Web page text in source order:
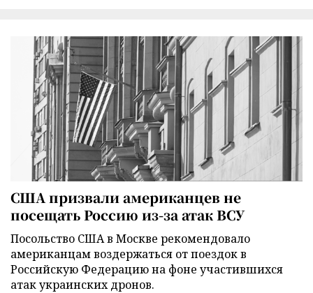
США призвали американцев не
посещать Россию из-за атак ВСУ
Посольство США в Москве рекомендовало
американцам воздержаться от поездок в
Российскую Федерацию на фоне участившихся
атак украинских дронов.